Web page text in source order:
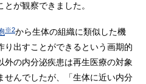
が観察できました。
※2から生体の組織に類似した機
り出すことができるという画期的
外の内分泌疾患は再生医療の対象
せんでしたが、「生体に近い内分